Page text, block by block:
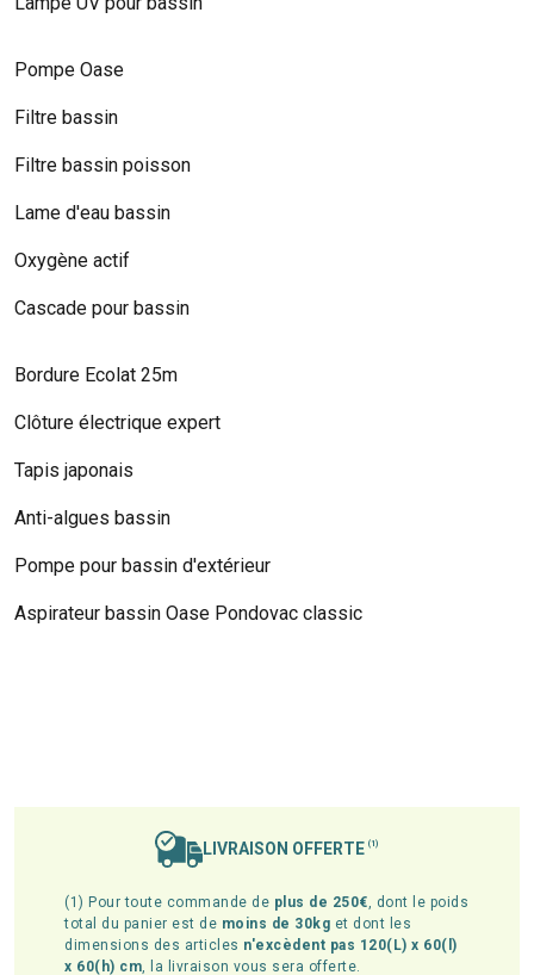
Pompe Oase
Filtre bassin
Filtre bassin poisson
Lame d'eau bassin
Oxygène actif
Cascade pour bassin
Bordure Ecolat 25m
Clôture électrique expert
Tapis japonais
Anti-algues bassin
Pompe pour bassin d'extérieur
Aspirateur bassin Oase Pondovac classic
LIVRAISON OFFERTE (1)
(1) Pour toute commande de plus de 250€, dont le poids
total du panier est de moins de 30kg et dont les
dimensions des articles n'excèdent pas 120(L) x 60(l)
x 60(h) cm, la livraison vous sera offerte.